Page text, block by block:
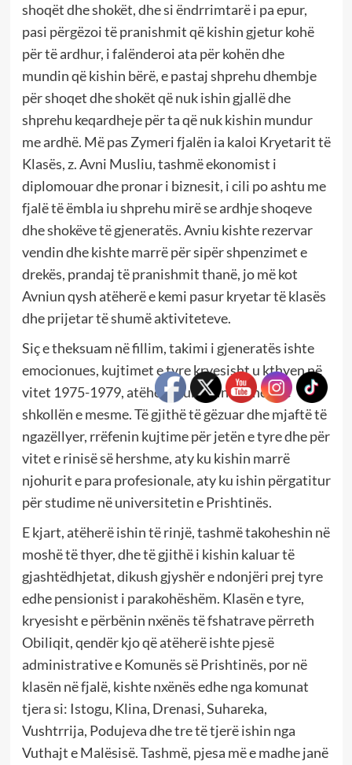
shoqët dhe shokët, dhe si ëndrrimtarë i pa epur,
pasi përgëzoi të pranishmit që kishin gjetur kohë
për të ardhur, i falënderoi ata për kohën dhe
mundin që kishin bërë, e pastaj shprehu dhembje
për shoqet dhe shokët që nuk ishin gjallë dhe
shprehu keqardheje për ta që nuk kishin mundur
me ardhë. Më pas Zymeri fjalën ia kaloi Kryetarit të
Klasës, z. Avni Musliu, tashmë ekonomist i
diplomouar dhe pronar i biznesit, i cili po ashtu me
fjalë të ëmbla iu shprehu mirë se ardhje shoqeve
dhe shokëve të gjeneratës. Avniu kishte rezervar
vendin dhe kishte marrë për sipër shpenzimet e
drekës, prandaj të pranishmit thanë, jo më kot
Avniun qysh atëherë e kemi pasur kryetar të klasës
dhe prijetar të shumë aktiviteteve.
Siç e theksuam në fillim, takimi i gjeneratës ishte
emocionues, kujtimet e tyre kryesisht u kthyen në
vitet 1975-1979, atëherë kur ishin nxënës në
shkollën e mesme. Të gjithë të gëzuar dhe mjaftë të
ngazëllyer, rrëfenin kujtime për jetën e tyre dhe për
vitet e rinisë së hershme, aty ku kishin marrë
njohurit e para profesionale, aty ku ishin përgatitur
për studime në universitetin e Prishtinës.
E kjart, atëherë ishin të rinjë, tashmë takoheshin në
moshë të thyer, dhe të gjithë i kishin kaluar të
gjashtëdhjetat, dikush gjyshër e ndonjëri prej tyre
edhe pensionist i parakohëshëm. Klasën e tyre,
kryesisht e përbënin nxënës të fshatrave përreth
Obiliqit, qendër kjo që atëherë ishte pjesë
administrative e Komunës së Prishtinës, por në
klasën në fjalë, kishte nxënës edhe nga komunat
tjera si: Istogu, Klina, Drenasi, Suhareka,
Vushtrrija, Podujeva dhe tre të tjerë ishin nga
Vuthajt e Malësisë. Tashmë, pjesa më e madhe janë